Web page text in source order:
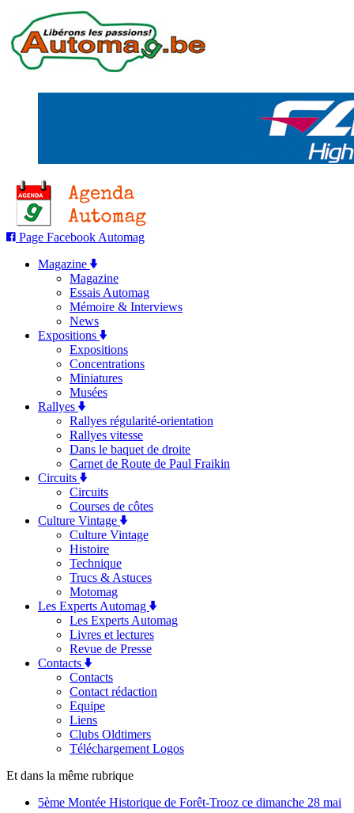
Page Facebook Automag
Magazine
Magazine
Essais Automag
Mémoire & Interviews
News
Expositions
Expositions
Concentrations
Miniatures
Musées
Rallyes
Rallyes régularité-orientation
Rallyes vitesse
Dans le baquet de droite
Carnet de Route de Paul Fraikin
Circuits
Circuits
Courses de côtes
Culture Vintage
Culture Vintage
Histoire
Technique
Trucs & Astuces
Motomag
Les Experts Automag
Les Experts Automag
Livres et lectures
Revue de Presse
Contacts
Contacts
Contact rédaction
Equipe
Liens
Clubs Oldtimers
Téléchargement Logos
Et dans la même rubrique
5ème Montée Historique de Forêt-Trooz ce dimanche 28 mai